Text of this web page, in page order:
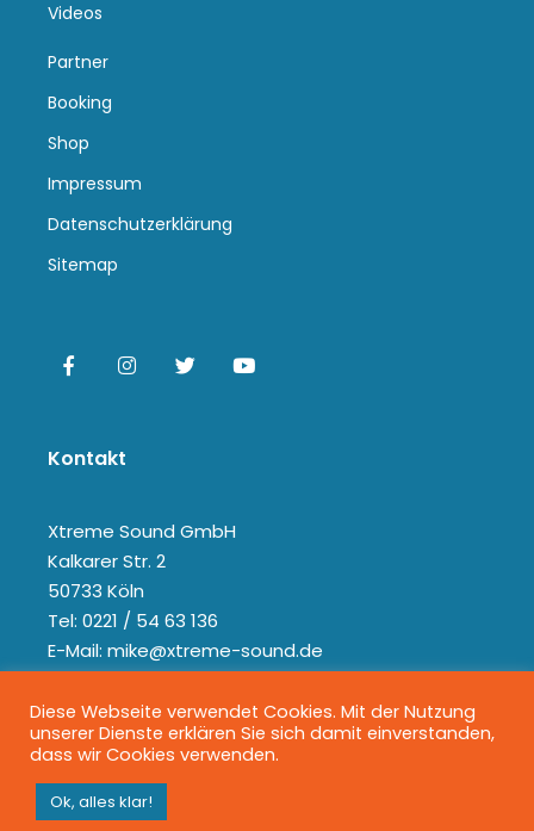
Videos
Partner
Booking
Shop
Impressum
Datenschutzerklärung
Sitemap
Kontakt
Xtreme Sound GmbH
Kalkarer Str. 2
50733 Köln
Tel: 0221 / 54 63 136
E-Mail: mike@xtreme-sound.de
Diese Webseite verwendet Cookies. Mit der Nutzung
unserer Dienste erklären Sie sich damit einverstanden,
dass wir Cookies verwenden.
Ok, alles klar!